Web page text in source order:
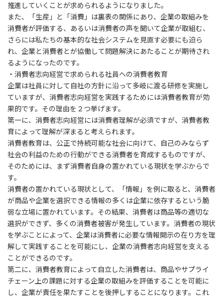
推進していくことが求められるようになりました。
また、「生産」と「消費」は裏表の関係にあり、企業の取組みを
消費者が評価する、あるいは消費者の声を聞いて企業が取組む、
さらには私たちの基本的な社会システムを見直す必要にも迫ら
れ、企業と消費者とが協働して問題解決にあたることが期待され
るようになったのです。
・消費者志向経営で求められる社員への消費者教育
企業は社員に対して自社の方針に沿って多岐に渡る研修を実施し
ていますが、消費者志向経営を実践するためには消費者教育が効
果的です。その理由を２つ挙げます。
第一に、消費者志向経営には消費者理解が必須ですが、消費者教
育によって理解が深まると考えられます。
消費者教育は、公正で持続可能な社会に向けて、自己のみならず
社会の利益のための行動ができる消費者を育成するものですが、
そのためには、まず消費者自身の置かれている現状を学ぶからで
す。
消費者の置かれている現状として、「情報」を例に取ると、消費者
が商品や企業を選択できる情報の多くは企業に依存するという脆
弱な立場に置かれています。その結果、消費者は商品等の適切な
選択ができず、多くの消費者被害が発生しています。消費者の現状
を学ぶことによって、企業は消費者に必要な情報開示の在り方を理
解して実践することを可能にし、企業の消費者志向経営を支える
ことができるのです。
第二に、消費者教育によって自立した消費者は、商品やサプライ
チェーン上の課題に対する企業の取組みを評価することを可能に
し、企業が責任を果たすことを後押しすることになります。これ